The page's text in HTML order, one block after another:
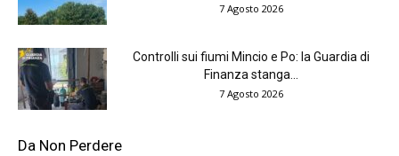
7 Agosto 2026
Controlli sui fiumi Mincio e Po: la Guardia di
Finanza stanga...
7 Agosto 2026
Da Non Perdere